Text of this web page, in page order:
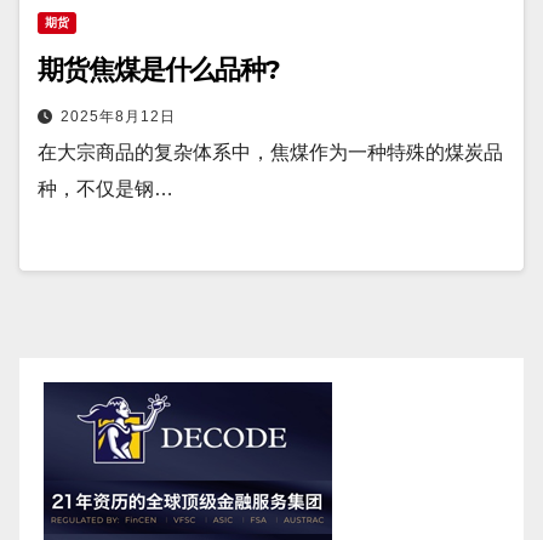
期货
期货焦煤是什么品种?
2025年8月12日
在大宗商品的复杂体系中，焦煤作为一种特殊的煤炭品
种，不仅是钢…